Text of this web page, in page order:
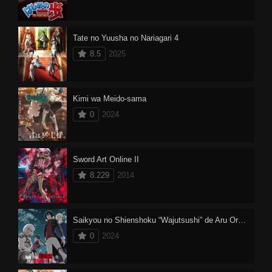
Tate no Yuusha no Nariagari 4
8.5
2025
Kimi wa Meido-sama
0
2024
Sword Art Online II
8.229
2014
Saikyou no Shienshoku “Wajutsushi” de Aru Ore wa Sekai Saikyou Clan wo Shitagaeru
0
2024